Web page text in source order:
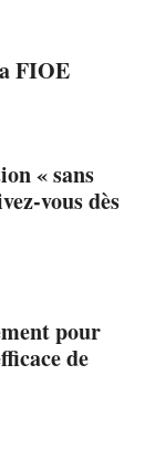
FIOE
« sans
vous dès
pour
de